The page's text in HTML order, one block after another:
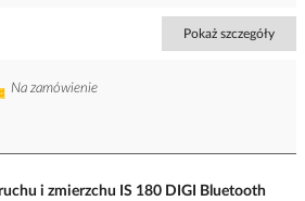
Pokaż szczegóły
Na zamówienie
i zmierzchu IS 180 DIGI Bluetooth